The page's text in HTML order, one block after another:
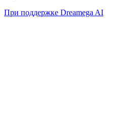
При поддержке Dreamega AI